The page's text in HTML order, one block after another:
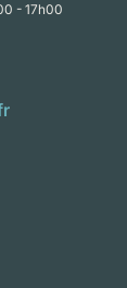
- 17h00